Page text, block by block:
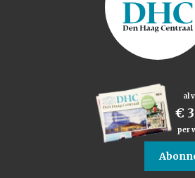
al
€
per